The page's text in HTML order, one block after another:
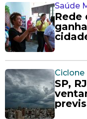
Saúde
Rede
Ciclone
SP,